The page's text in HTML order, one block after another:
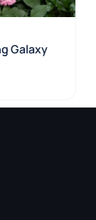
Galaxy